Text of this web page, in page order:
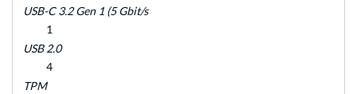
USB-C 3.2 Gen 1 (5 Gbit/s
1
USB 2.0
4
TPM